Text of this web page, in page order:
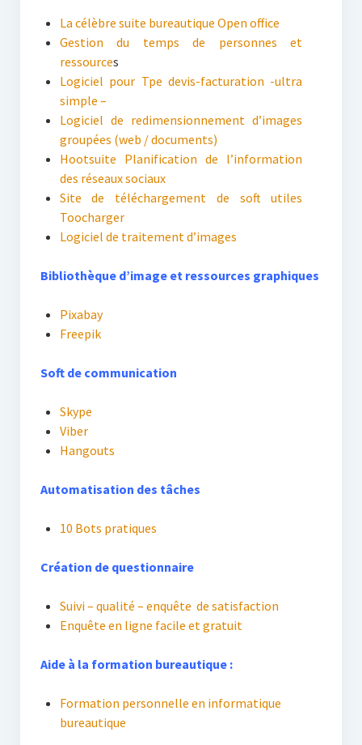
La célèbre suite bureautique Open office
Gestion du temps de personnes et
ressources
Logiciel pour Tpe devis-facturation -ultra
simple –
Logiciel de redimensionnement d’images
groupées (web / documents)
Hootsuite Planification de l’information
des réseaux sociaux
Site de téléchargement de soft utiles
Toocharger
Logiciel de traitement d’images
Bibliothèque d’image et ressources graphiques
Pixabay
Freepik
Soft de communication
Skype
Viber
Hangouts
Automatisation des tâches
10 Bots pratiques
Création de questionnaire
Suivi – qualité – enquête de satisfaction
Enquête en ligne facile et gratuit
Aide à la formation bureautique :
Formation personnelle en informatique
bureautique